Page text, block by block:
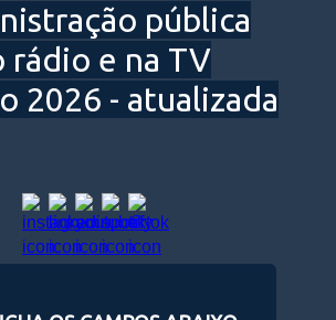
pública
rádio e na TV
2026 - atualizada